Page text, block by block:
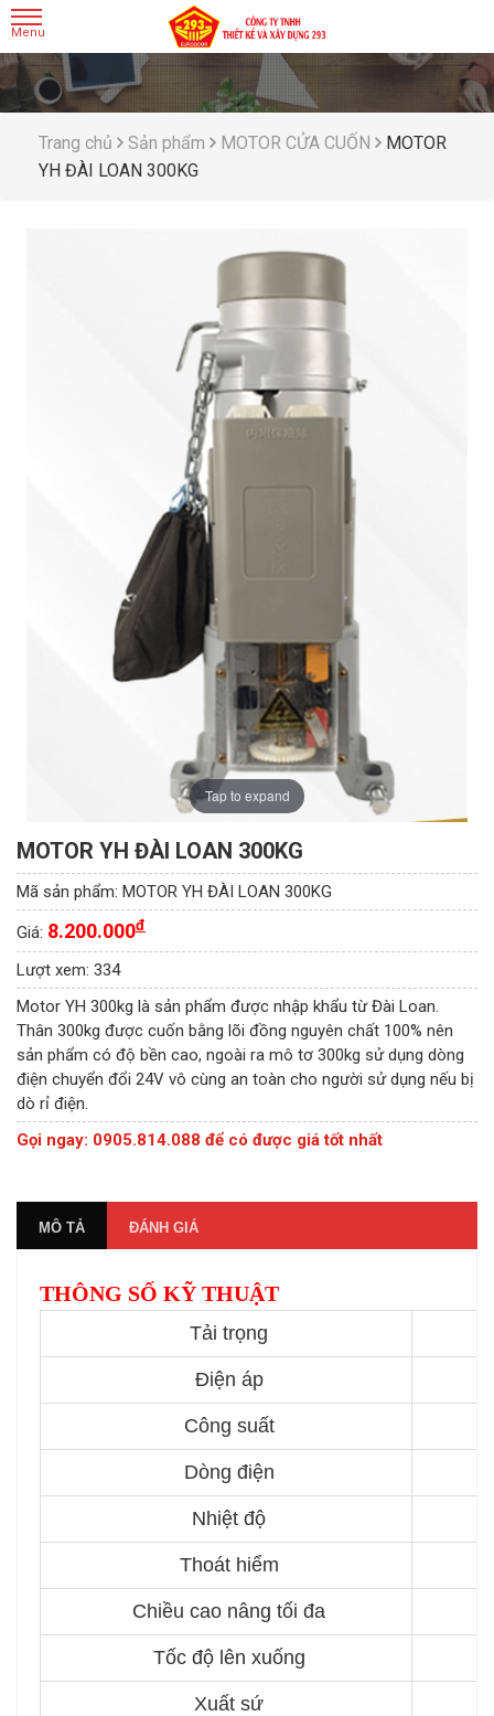
Trang chủ Sản phẩm MOTOR CỬA CUỐN
MOTOR
YH ĐÀI LOAN 300KG
Tap to expand
MOTOR YH ĐÀI LOAN 300KG
Mã sản phẩm: MOTOR YH ĐÀI LOAN 300KG
Giá: 8.200.000đ
Lượt xem: 334
Motor YH 300kg là sản phẩm được nhập khẩu từ Đài Loan.
Thân 300kg được cuốn bằng lõi đồng nguyên chất 100% nên
sản phẩm có độ bền cao, ngoài ra mô tơ 300kg sử dụng dòng
điện chuyển đổi 24V vô cùng an toàn cho người sử dụng nếu bị
dò rỉ điện.
Gọi ngay: 0905.814.088 để có được giá tốt nhất
MÔ TẢ ĐÁNH GIÁ
THÔNG SỐ KỸ THUẬT
Tải trọng
Điện áp
Công suất
Dòng điện
Nhiệt độ
Thoát hiểm
Chiều cao nâng tối đa
Tốc độ lên xuống
Xuất sứ